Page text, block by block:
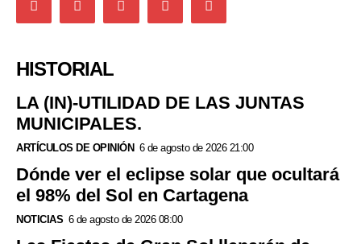
HISTORIAL
LA (IN)-UTILIDAD DE LAS JUNTAS
MUNICIPALES.
ARTÍCULOS DE OPINIÓN 6 de agosto de 2026 21:00
Dónde ver el eclipse solar que ocultará
el 98% del Sol en Cartagena
NOTICIAS 6 de agosto de 2026 08:00